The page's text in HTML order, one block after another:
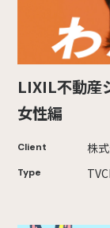
LIXIL不動産
女性編
Client 株
Type